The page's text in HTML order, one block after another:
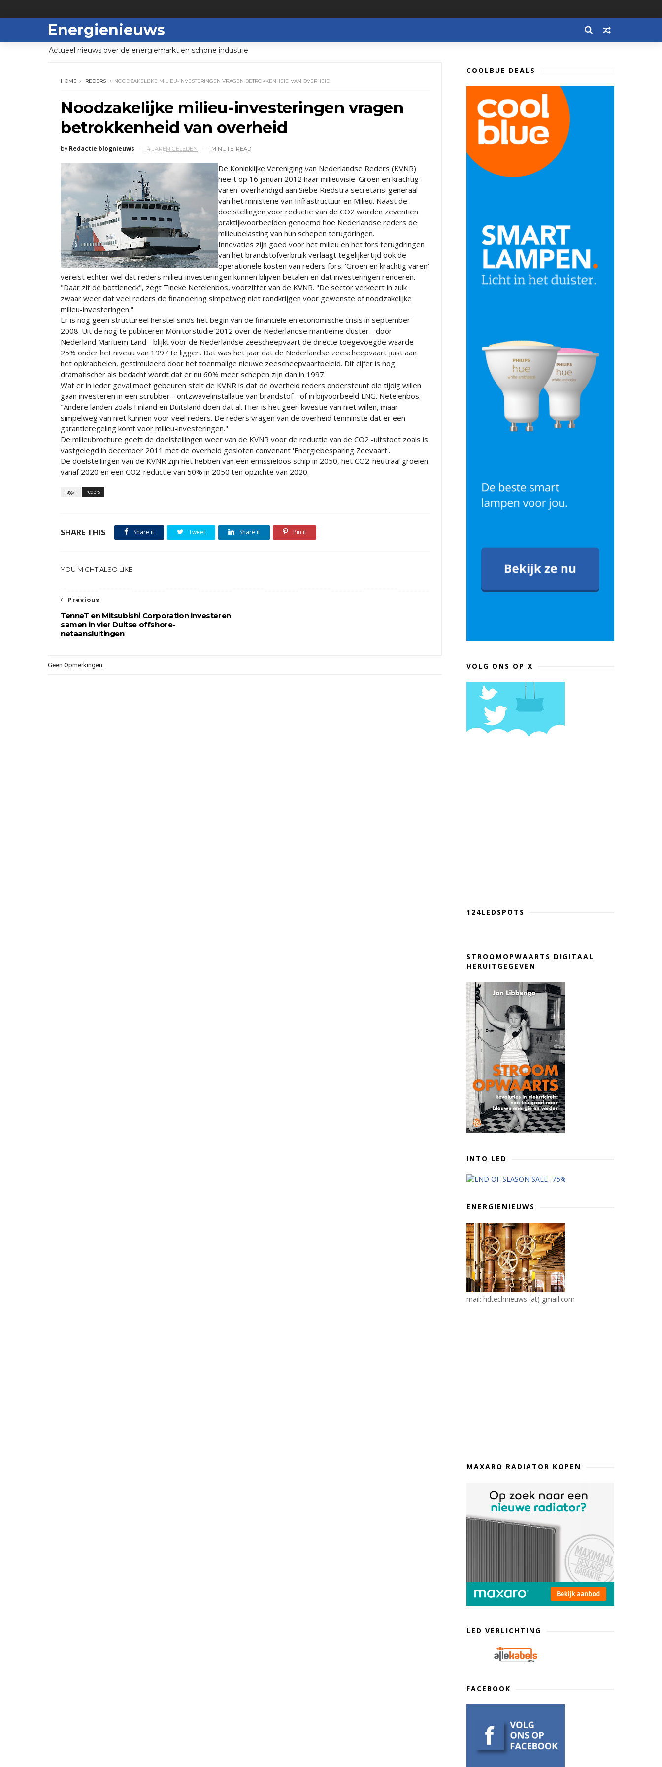
Energienieuws
Actueel nieuws over de energiemarkt en schone industrie
HOME REDERS NOODZAKELIJKE MILIEU-INVESTERINGEN VRAGEN BETROKKENHEID VAN OVERHEID
Noodzakelijke milieu-investeringen vragen
betrokkenheid van overheid
by Redactie blognieuws 14 JAREN GELEDEN 1 MINUTE READ
De Koninklijke Vereniging van Nederlandse Reders (KVNR)
heeft op 16 januari 2012 haar milieuvisie 'Groen en krachtig
varen' overhandigd aan Siebe Riedstra secretaris-generaal
van het ministerie van Infrastructuur en Milieu. Naast de
doelstellingen voor reductie van de CO2 worden zeventien
praktijkvoorbeelden genoemd hoe Nederlandse reders de
milieubelasting van hun schepen terugdringen.
Innovaties zijn goed voor het milieu en het fors terugdringen
van het brandstofverbruik verlaagt tegelijkertijd ook de
operationele kosten van reders fors. 'Groen en krachtig varen'
vereist echter wel dat reders milieu-investeringen kunnen blijven betalen en dat investeringen renderen.
"Daar zit de bottleneck", zegt Tineke Netelenbos, voorzitter van de KVNR. "De sector verkeert in zulk
zwaar weer dat veel reders de financiering simpelweg niet rondkrijgen voor gewenste of noodzakelijke
milieu-investeringen."
Er is nog geen structureel herstel sinds het begin van de financiële en economische crisis in september
2008. Uit de nog te publiceren Monitorstudie 2012 over de Nederlandse maritieme cluster - door
Nederland Maritiem Land - blijkt voor de Nederlandse zeescheepvaart de directe toegevoegde waarde
25% onder het niveau van 1997 te liggen. Dat was het jaar dat de Nederlandse zeescheepvaart juist aan
het opkrabbelen, gestimuleerd door het toenmalige nieuwe zeescheepvaartbeleid. Dit cijfer is nog
dramatischer als bedacht wordt dat er nu 60% meer schepen zijn dan in 1997.
Wat er in ieder geval moet gebeuren stelt de KVNR is dat de overheid reders ondersteunt die tijdig willen
gaan investeren in een scrubber - ontzwavelinstallatie van brandstof - of in bijvoorbeeld LNG. Netelenbos:
"Andere landen zoals Finland en Duitsland doen dat al. Hier is het geen kwestie van niet willen, maar
simpelweg van niet kunnen voor veel reders. De reders vragen van de overheid tenminste dat er een
garantieregeling komt voor milieu-investeringen."
De milieubrochure geeft de doelstellingen weer van de KVNR voor de reductie van de CO2 -uitstoot zoals is
vastgelegd in december 2011 met de overheid gesloten convenant 'Energiebesparing Zeevaart'.
De doelstellingen van de KVNR zijn het hebben van een emissieloos schip in 2050, het CO2-neutraal groeien
vanaf 2020 en een CO2-reductie van 50% in 2050 ten opzichte van 2020.
Tags : reders
SHARE THIS Share it Tweet Share it Pin it
YOU MIGHT ALSO LIKE
Previous
TenneT en Mitsubishi Corporation investeren
samen in vier Duitse offshore-
netaansluitingen
Geen Opmerkingen:
COOLBUE DEALS
VOLG ONS OP X
124LEDSPOTS
STROOMOPWAARTS DIGITAAL
HERUITGEGEVEN
INTO LED
ENERGIENIEUWS
mail: hdtechnieuws (at) gmail.com
MAXARO RADIATOR KOPEN
LED VERLICHTING
FACEBOOK